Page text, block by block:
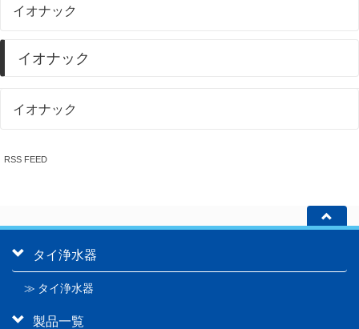
イオナック
イオナック
イオナック
RSS FEED
タイ浄水器
≫ タイ浄水器
製品一覧